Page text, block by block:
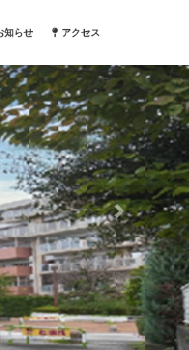
知らせ アクセス
Next